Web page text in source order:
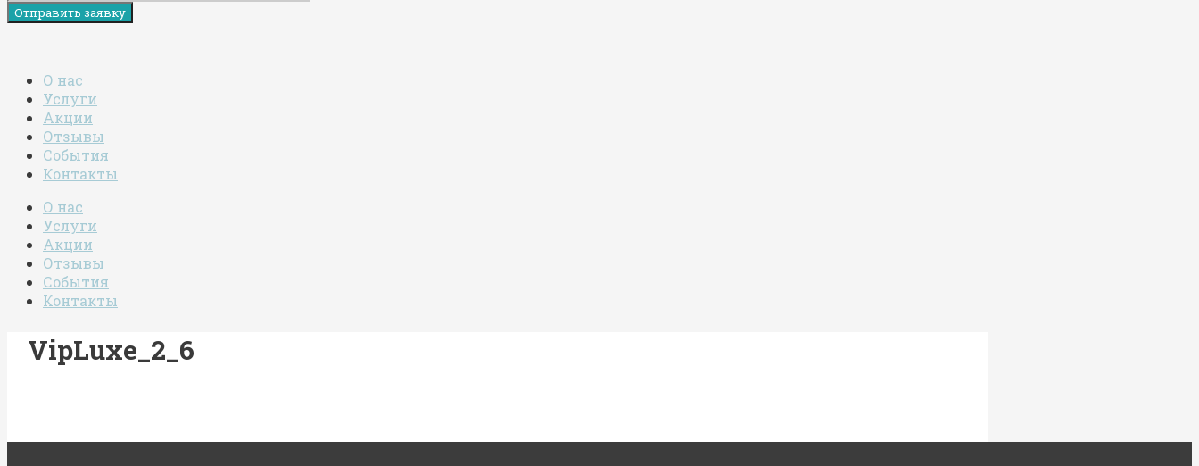
О нас
Услуги
Акции
Отзывы
События
Контакты
О нас
Услуги
Акции
Отзывы
События
Контакты
VipLuxe_2_6